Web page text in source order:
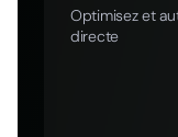
Optimisez et
directe